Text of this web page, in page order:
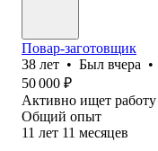
Повар-заготовщик
38 лет • Был вчера •
50 000 ₽
Активно ищет работу
Общий опыт
11 лет 11 месяцев